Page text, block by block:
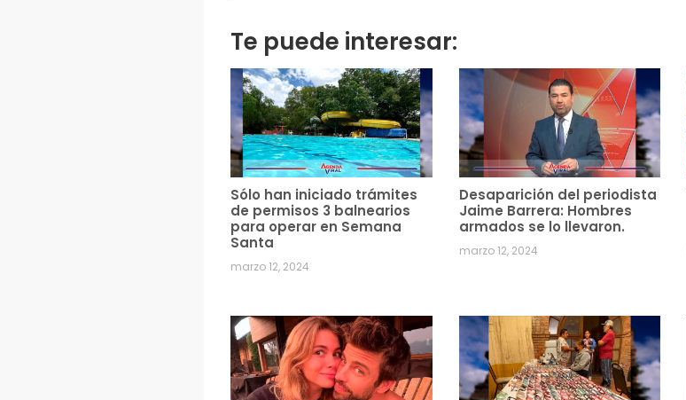
Te puede interesar:
Sólo han iniciado trámites
de permisos 3 balnearios
para operar en Semana
Santa
marzo 12, 2024
Desaparición del periodista
Jaime Barrera: Hombres
armados se lo llevaron.
marzo 12, 2024